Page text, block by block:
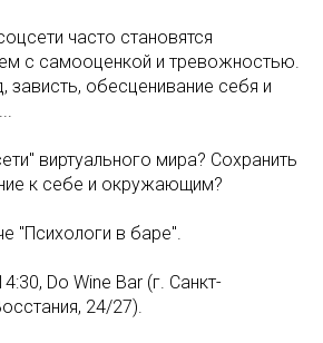
часто становятся
с самооценкой и тревожностью.
зависть, обесценивание себя и
виртуального мира? Сохранить
к себе и окружающим?
"Психологи в баре".
Do Wine Bar (г. Санкт-
24/27).